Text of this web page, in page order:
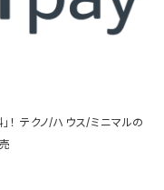
テクノ/ハウス/ミニマルの